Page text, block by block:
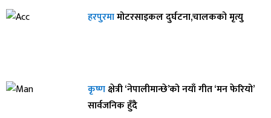
हरपुरमामोटरसाइकल दुर्घटना,चालकको मृत्यु
कृष्णक्षेत्री ‘नेपालीमान्छे’को नयाँ गीत ‘मन फेरियो’
सार्वजनिक हुँदै